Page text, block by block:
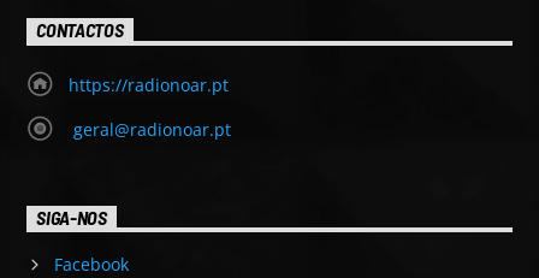
CONTACTOS
https://radionoar.pt
geral@radionoar.pt
SIGA-NOS
Facebook